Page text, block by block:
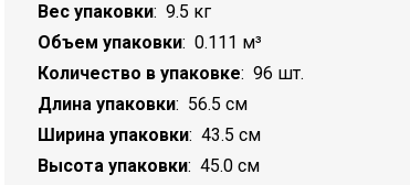
Вес упаковки: 9.5 кг
Объем упаковки: 0.111 м³
Количество в упаковке: 96 шт.
Длина упаковки: 56.5 см
Ширина упаковки: 43.5 см
Высота упаковки: 45.0 см